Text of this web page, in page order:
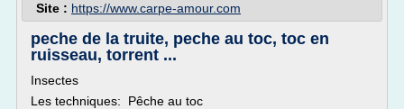
Site : https://www.carpe-amour.com
peche de la truite, peche au toc, toc en
ruisseau, torrent ...
Insectes
Les techniques: Pêche au toc